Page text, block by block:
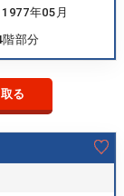
1977年05月
階部分
る